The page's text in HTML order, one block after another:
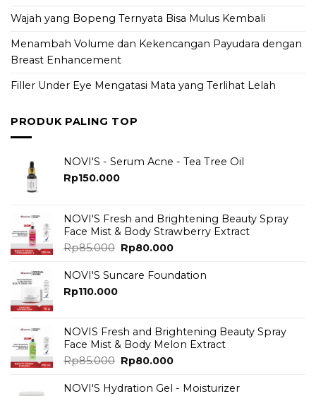
Wajah yang Bopeng Ternyata Bisa Mulus Kembali
Menambah Volume dan Kekencangan Payudara dengan
Breast Enhancement
Filler Under Eye Mengatasi Mata yang Terlihat Lelah
PRODUK PALING TOP
NOVI'S - Serum Acne - Tea Tree Oil
Rp150.000
NOVI'S Fresh and Brightening Beauty Spray
Face Mist & Body Strawberry Extract
Rp85.000 Original
was:
Rp80.000Current
is:
NOVI'S Suncare Foundation
Rp110.000
NOVIS Fresh and Brightening Beauty Spray
Face Mist & Body Melon Extract
Rp85.000 Original
was:
Rp80.000Current
is:
NOVI'S Hydration Gel - Moisturizer